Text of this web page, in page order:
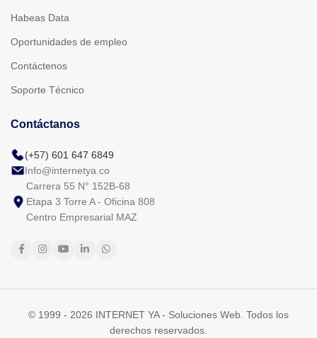
Habeas Data
Oportunidades de empleo
Contáctenos
Soporte Técnico
Contáctanos
(+57) 601 647 6849
Info@internetya.co
Carrera 55 N° 152B-68
Etapa 3 Torre A - Oficina 808
Centro Empresarial MAZ
© 1999 - 2026 INTERNET YA - Soluciones Web. Todos los
derechos reservados.